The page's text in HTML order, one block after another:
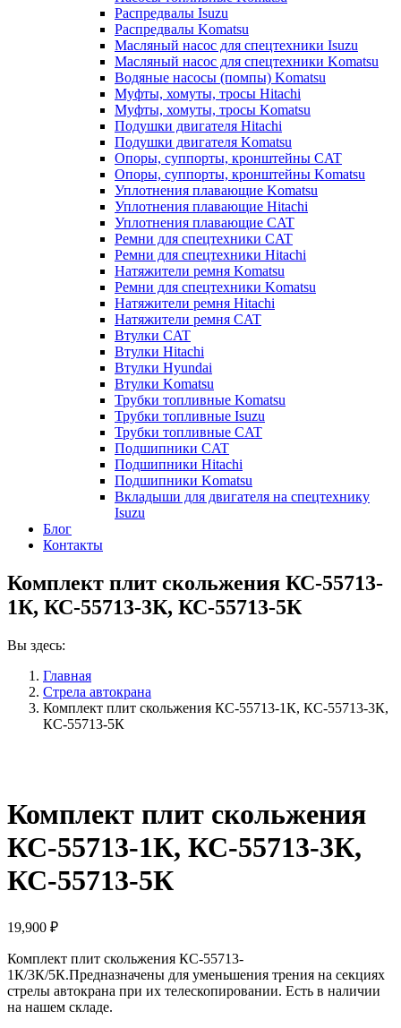
Распредвалы Isuzu
Распредвалы Komatsu
Масляный насос для спецтехники Isuzu
Масляный насос для спецтехники Komatsu
Водяные насосы (помпы) Komatsu
Муфты, хомуты, тросы Hitachi
Муфты, хомуты, тросы Komatsu
Подушки двигателя Hitachi
Подушки двигателя Komatsu
Опоры, суппорты, кронштейны CAT
Опоры, суппорты, кронштейны Komatsu
Уплотнения плавающие Komatsu
Уплотнения плавающие Hitachi
Уплотнения плавающие CAT
Ремни для спецтехники CAT
Ремни для спецтехники Hitachi
Натяжители ремня Komatsu
Ремни для спецтехники Komatsu
Натяжители ремня Hitachi
Натяжители ремня CAT
Втулки CAT
Втулки Hitachi
Втулки Hyundai
Втулки Komatsu
Трубки топливные Komatsu
Трубки топливные Isuzu
Трубки топливные CAT
Подшипники CAT
Подшипники Hitachi
Подшипники Komatsu
Вкладыши для двигателя на спецтехнику
Isuzu
Блог
Контакты
Комплект плит скольжения КС-55713-
1К, КС-55713-3К, КС-55713-5К
Вы здесь:
Главная
Стрела автокрана
Комплект плит скольжения КС-55713-1К, КС-55713-3К,
КС-55713-5К
Комплект плит скольжения
КС-55713-1К, КС-55713-3К,
КС-55713-5К
19,900 ₽
Комплект плит скольжения КС-55713-
1К/3К/5К.Предназначены для уменьшения трения на секциях
стрелы автокрана при их телескопировании. Есть в наличии
на нашем складе.